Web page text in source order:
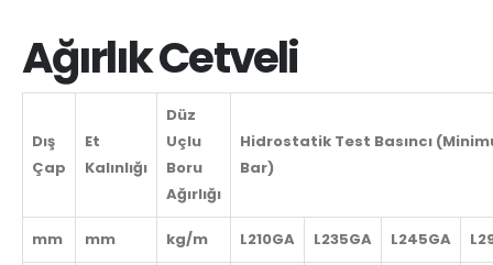
Ağırlık Cetveli
Dış
Çap
Et
Kalınlığı
Düz
Uçlu
Boru
Ağırlığı
Hidrostatik Test Basıncı
Bar)
mm mm kg/m L210GA L235GA L245GA